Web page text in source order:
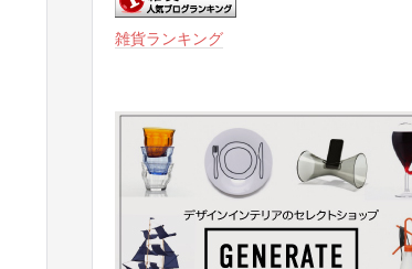
雑貨ランキング